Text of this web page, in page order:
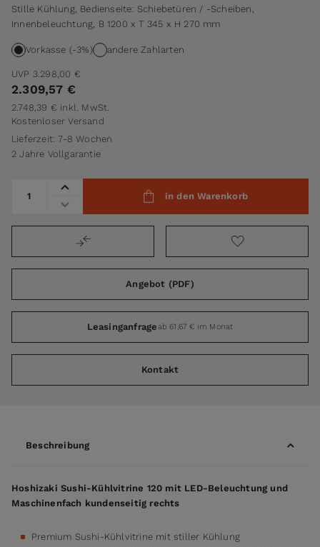
Stille Kühlung, Bedienseite: Schiebetüren / -Scheiben,
Innenbeleuchtung, B 1200 x T 345 x H 270 mm
Vorkasse (-3%) andere Zahlarten
UVP 3.298,00 €
2.309,57 €
2.748,39 € inkl. MwSt.
Kostenloser Versand
Lieferzeit: 7-8 Wochen
2 Jahre Vollgarantie
in den Warenkorb
Angebot (PDF)
Leasinganfrageab 61,67 € im Monat
Kontakt
Beschreibung
Hoshizaki Sushi-Kühlvitrine 120 mit LED-Beleuchtung und
Maschinenfach kundenseitig rechts
Premium Sushi-Kühlvitrine mit stiller Kühlung